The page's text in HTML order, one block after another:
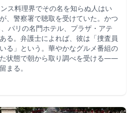
ス料理界でその名を知らぬ人はい
、警察署で聴取を受けていた。かつ
パリの名門ホテル、プラザ・アテ
る。弁護士によれば、彼は「捜査員
る」という。華やかなグルメ番組の
状態で朝から取り調べを受ける――
まる。